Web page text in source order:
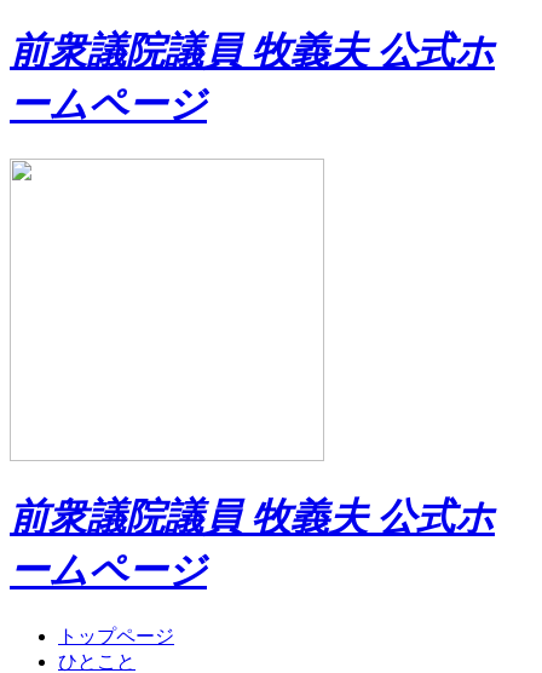
前衆議院議員 牧義夫 公式ホ
ームページ
前衆議院議員 牧義夫 公式ホ
ームページ
トップページ
ひとこと